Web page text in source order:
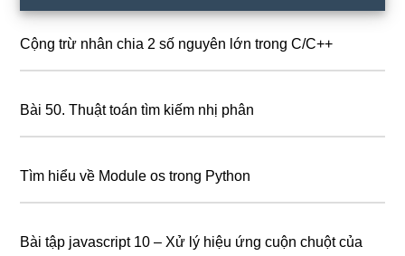
Cộng trừ nhân chia 2 số nguyên lớn trong C/C++
Bài 50. Thuật toán tìm kiếm nhị phân
Tìm hiểu về Module os trong Python
Bài tập javascript 10 – Xử lý hiệu ứng cuộn chuột của